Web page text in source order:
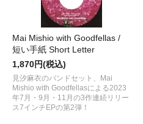
Mai Mishio with Goodfellas /
短い手紙 Short Letter
1,870円(税込)
見汐麻衣のバンドセット、Mai
Mishio with Goodfellasによる2023
年7月・9月・11月の3作連続リリー
ス7インチEPの第2弾！